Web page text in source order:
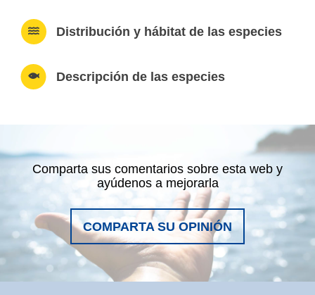
Distribución y hábitat de las especies
Descripción de las especies
Comparta sus comentarios sobre esta web y
ayúdenos a mejorarla
COMPARTA SU OPINIÓN